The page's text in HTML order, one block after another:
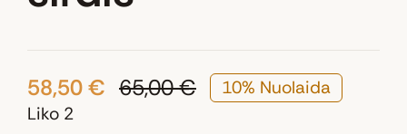
65,00€Original
58,50€
Current
10% Nuolaida
Liko 2